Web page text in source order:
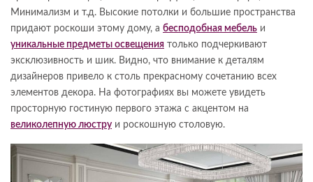
Минимализм и т.д. Высокие потолки и большие пространства
придают роскоши этому дому, а бесподобная мебель и
уникальные предметы освещения только подчеркивают
эксклюзивность и шик. Видно, что внимание к деталям
дизайнеров привело к столь прекрасному сочетанию всех
элементов декора. На фотографиях вы можете увидеть
просторную гостиную первого этажа с акцентом на
великолепную люстру и роскошную столовую.